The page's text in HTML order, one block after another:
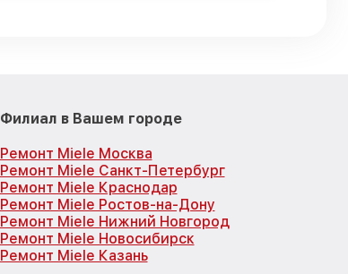
Филиал в Вашем городе
Ремонт Miele Москва
Ремонт Miele Санкт-Петербург
Ремонт Miele Краснодар
Ремонт Miele Ростов-на-Дону
Ремонт Miele Нижний Новгород
Ремонт Miele Новосибирск
Ремонт Miele Казань